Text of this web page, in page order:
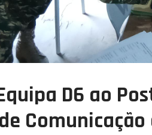
D6 ao